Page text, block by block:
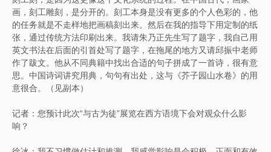
画，刻工雕刻，是分开的。刻工本身是没有更多的个人色彩的，他
的任务就是不走样地把画稿刻出来。然后在我的指导下用定制的纸
张，通过传统方法印刷出来。我请朱乃正先生写了题字，我自己用
英文书法在后面的引首处写了题字，在拖尾的地方又请邱振中老师
作了跋文。他从不同典籍中找出合适的句子拼成了一首诗，很有意
思。中国诗词讲究用典，句句有出处，这与《芥子园山水卷》的用
意很合。（见副本）
记者：您预计此次“与古为徒”展览在西方语境下会对观众什么影
响？